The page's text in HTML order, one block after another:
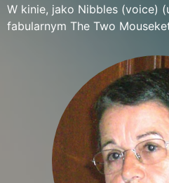
W kinie, jako Nibbles (voice)
fabularnym The Two